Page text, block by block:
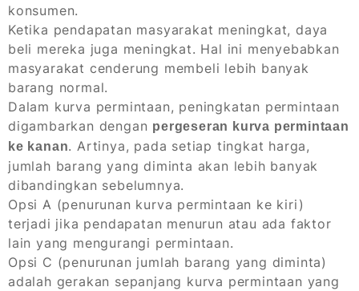
konsumen.
Ketika pendapatan masyarakat meningkat, daya
beli mereka juga meningkat. Hal ini menyebabkan
masyarakat cenderung membeli lebih banyak
barang normal.
Dalam kurva permintaan, peningkatan permintaan
digambarkan dengan pergeseran kurva permintaan
ke kanan. Artinya, pada setiap tingkat harga,
jumlah barang yang diminta akan lebih banyak
dibandingkan sebelumnya.
Opsi A (penurunan kurva permintaan ke kiri)
terjadi jika pendapatan menurun atau ada faktor
lain yang mengurangi permintaan.
Opsi C (penurunan jumlah barang yang diminta)
adalah gerakan sepanjang kurva permintaan yang